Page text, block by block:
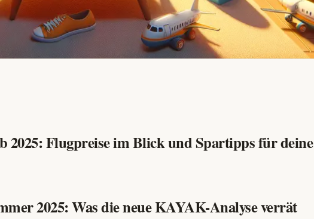
2025: Flugpreise im Blick und Spartipps für deine
2025: Was die neue KAYAK-Analyse verrät